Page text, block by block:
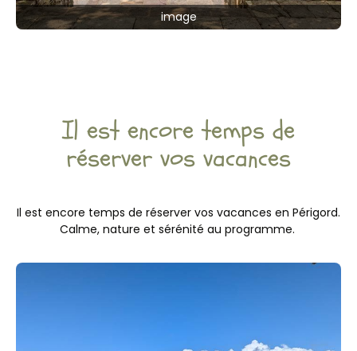
image
Il est encore temps de
réserver vos vacances
Il est encore temps de réserver vos vacances en Périgord.
Calme, nature et sérénité au programme.